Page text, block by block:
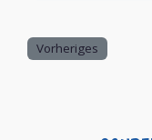
Vorheriges